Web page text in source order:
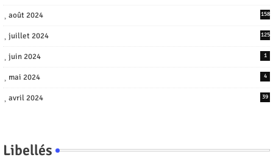
août 2024 158
juillet 2024 125
juin 2024 1
mai 2024 4
avril 2024 39
Libellés